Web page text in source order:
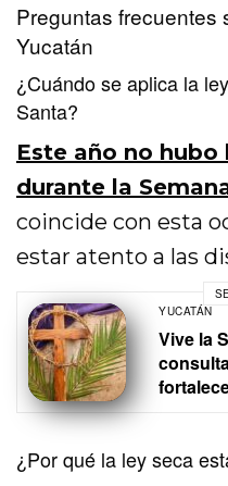
Preguntas frecuentes
Yucatán
¿Cuándo se aplica la
Santa?
Este año no hubo
durante la
coincide con esta
estar atento a las
YUCATÁN
Vive la
¿Por qué la ley seca